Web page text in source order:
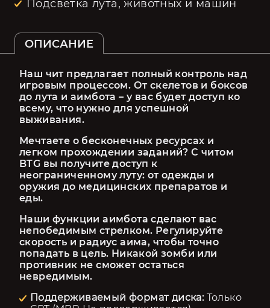
Подсветка лута, животных и машин
ОПИСАНИЕ
Наш чит предлагает полный контроль над
игровым процессом. От скелетов и боксов
до лута и аимбота – у вас будет доступ ко
всему, что нужно для успешной
выживания.
Мечтаете о бесконечных ресурсах и
легком прохождении заданий? С читом
BTG вы получите доступ к
неограниченному луту: от одежды и
оружия до медицинских препаратов и
еды.
Наши функции аимбота сделают вас
непобедимым стрелком. Регулируйте
скорость и радиус аима, чтобы точно
попадать в цель. Никакой зомби или
противник не сможет остаться
невредимым.
Поддерживаемый формат диска:Только